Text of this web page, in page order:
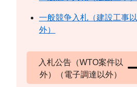
一般競争入札（建設工事以
外）
入札公告（WTO案件以
外）（電子調達以外）